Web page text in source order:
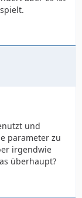
und
parameter zu
irgendwie
überhaupt?